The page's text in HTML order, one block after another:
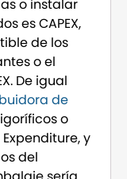
o instalar
es CAPEX,
de los
o el
De igual
de
o
y
del